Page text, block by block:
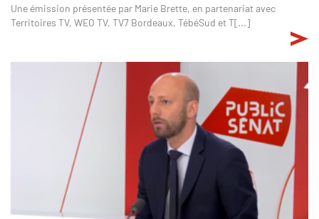
Une émission présentée par Marie Brette, en partenariat avec
Territoires TV, WEO TV, TV7 Bordeaux, TébéSud et T[...]